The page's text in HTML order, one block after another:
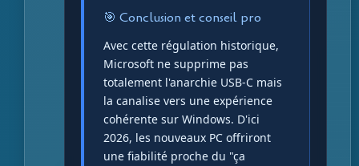
🎯 Conclusion et conseil pro
Avec cette régulation historique,
Microsoft ne supprime pas
totalement l'anarchie USB-C mais
la canalise vers une expérience
cohérente sur Windows. D'ici
2026, les nouveaux PC offriront
une fiabilité proche du "ça